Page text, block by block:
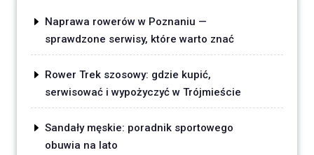
Naprawa rowerów w Poznaniu —
sprawdzone serwisy, które warto znać
Rower Trek szosowy: gdzie kupić,
serwisować i wypożyczyć w Trójmieście
Sandały męskie: poradnik sportowego
obuwia na lato